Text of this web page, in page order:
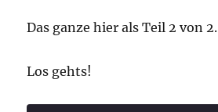
Das ganze hier als Teil 2 von 2.
Los gehts!